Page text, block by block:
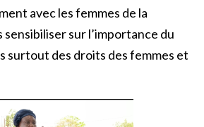
avec les femmes de la
sur l’importance du
surtout des droits des femmes et